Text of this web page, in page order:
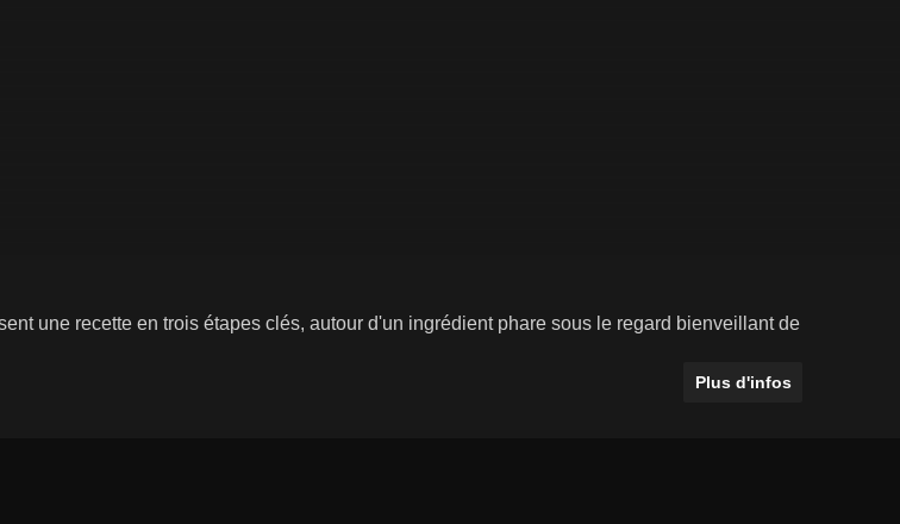
une recette en trois étapes clés, autour d'un ingrédient phare sous le regard bienveillant de
Plus d'infos